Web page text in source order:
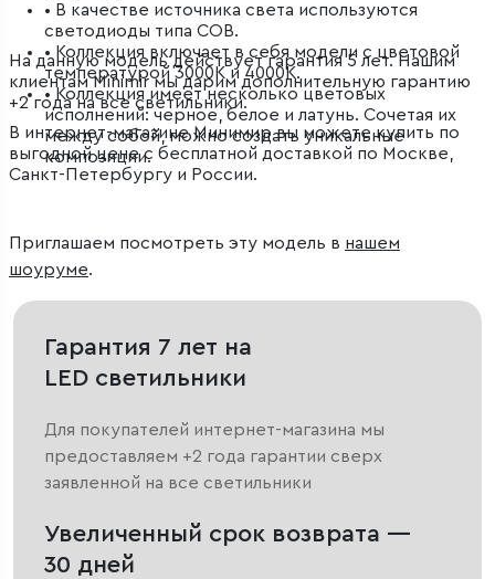
• В качестве источника света используются
светодиоды типа COB.
• Коллекция включает в себя модели с цветовой
температурой 3000К и 4000К.
• Коллекция имеет несколько цветовых
исполнений: черное, белое и латунь. Сочетая их
между собой, можно создать уникальные
композиции.
На данную модель действует гарантия 5 лет. Нашим
клиентам Minimir мы дарим дополнительную гарантию
+2 года на все светильники.
В интернет-магазине Минимир вы можете купить по
выгодной цене с бесплатной доставкой по Москве,
Санкт-Петербургу и России.
Приглашаем посмотреть эту модель в нашем
шоуруме.
Гарантия 7 лет на
LED светильники
Для покупателей интернет-магазина мы
предоставляем +2 года гарантии сверх
заявленной на все светильники
Увеличенный срок возврата —
30 дней